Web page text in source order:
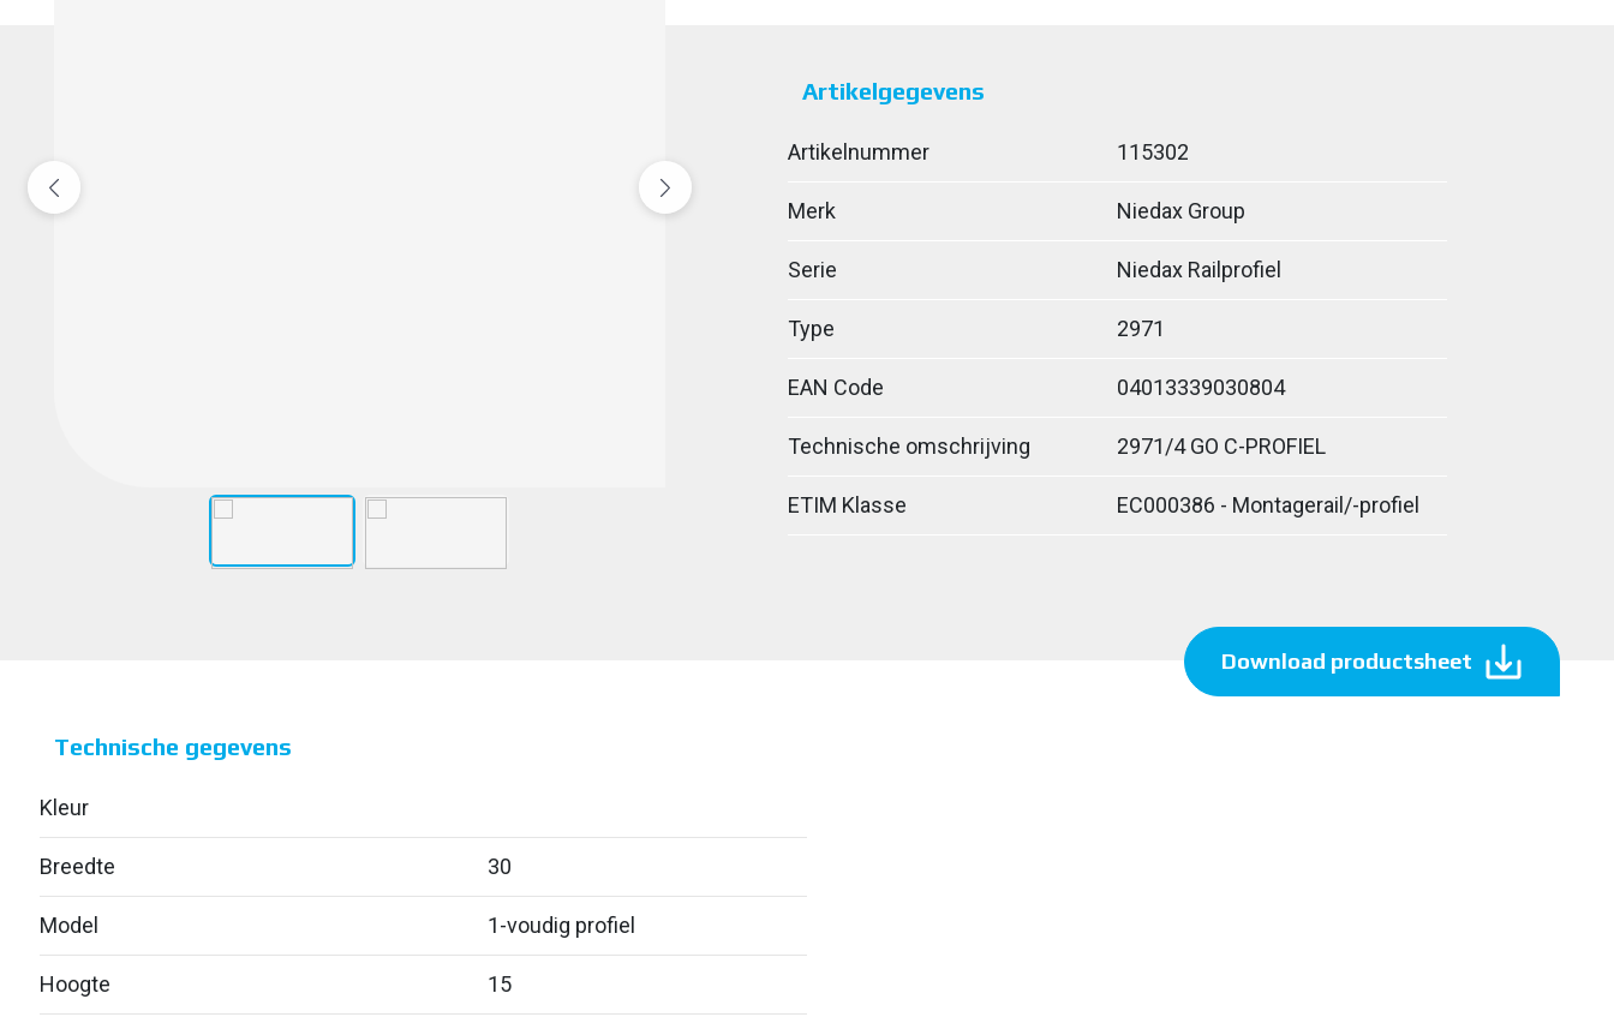
Artikelgegevens
Artikelnummer 115302
Merk Niedax Group
Serie Niedax Railprofiel
Type 2971
EAN Code 04013339030804
Technische omschrijving 2971/4 GO C-PROFIEL
ETIM Klasse EC000386 - Montagerail/-profiel
Download productsheet
Technische gegevens
Kleur
Breedte 30
Model 1-voudig profiel
Hoogte 15